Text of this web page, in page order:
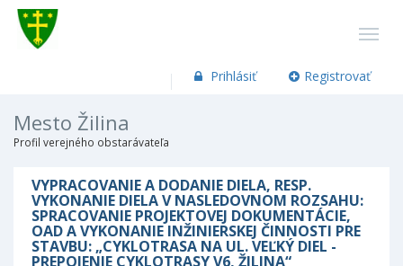
Prihlásiť Registrovať
Mesto Žilina
Profil verejného obstarávateľa
VYPRACOVANIE A DODANIE DIELA, RESP.
VYKONANIE DIELA V NASLEDOVNOM ROZSAHU:
SPRACOVANIE PROJEKTOVEJ DOKUMENTÁCIE,
OAD A VYKONANIE INŽINIERSKEJ ČINNOSTI PRE
STAVBU: „CYKLOTRASA NA UL. VEĽKÝ DIEL -
PREPOJENIE CYKLOTRASY V6, ŽILINA“